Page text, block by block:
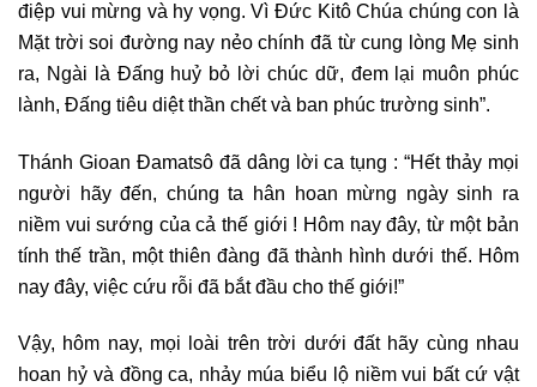
điệp vui mừng và hy vọng. Vì Đức Kitô Chúa chúng con là
Mặt trời soi đường nay nẻo chính đã từ cung lòng Mẹ sinh
ra, Ngài là Đấng huỷ bỏ lời chúc dữ, đem lại muôn phúc
lành, Đấng tiêu diệt thần chết và ban phúc trường sinh”.
Thánh Gioan Đamatsô đã dâng lời ca tụng : “Hết thảy mọi
người hãy đến, chúng ta hân hoan mừng ngày sinh ra
niềm vui sướng của cả thế giới ! Hôm nay đây, từ một bản
tính thế trần, một thiên đàng đã thành hình dưới thế. Hôm
nay đây, việc cứu rỗi đã bắt đầu cho thế giới!”
Vậy, hôm nay, mọi loài trên trời dưới đất hãy cùng nhau
hoan hỷ và đồng ca, nhảy múa biểu lộ niềm vui bất cứ vật